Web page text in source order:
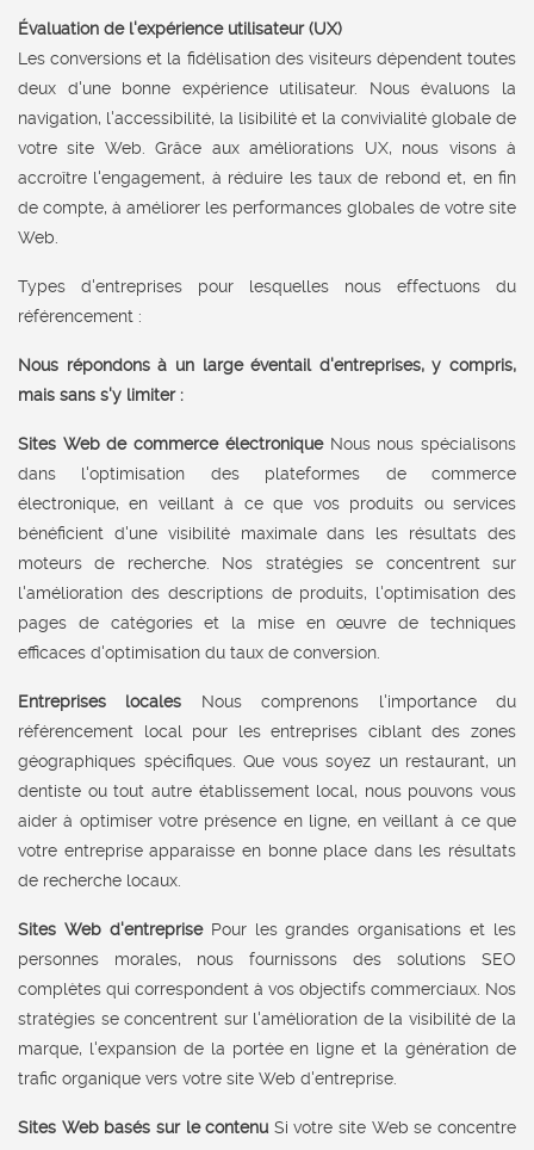
Évaluation de l'expérience utilisateur (UX)
Les conversions et la fidélisation des visiteurs dépendent toutes
deux d'une bonne expérience utilisateur. Nous évaluons la
navigation, l'accessibilité, la lisibilité et la convivialité globale de
votre site Web. Grâce aux améliorations UX, nous visons à
accroître l'engagement, à réduire les taux de rebond et, en fin
de compte, à améliorer les performances globales de votre site
Web.
Types d'entreprises pour lesquelles nous effectuons du
référencement :
Nous répondons à un large éventail d'entreprises, y compris,
mais sans s'y limiter :
Sites Web de commerce électroniqueNous nous spécialisons
dans l'optimisation des plateformes de commerce
électronique, en veillant à ce que vos produits ou services
bénéficient d'une visibilité maximale dans les résultats des
moteurs de recherche. Nos stratégies se concentrent sur
l'amélioration des descriptions de produits, l'optimisation des
pages de catégories et la mise en œuvre de techniques
efficaces d'optimisation du taux de conversion.
Entreprises locales Nous comprenons l'importance du
référencement local pour les entreprises ciblant des zones
géographiques spécifiques. Que vous soyez un restaurant, un
dentiste ou tout autre établissement local, nous pouvons vous
aider à optimiser votre présence en ligne, en veillant à ce que
votre entreprise apparaisse en bonne place dans les résultats
de recherche locaux.
Sites Web d'entreprisePour les grandes organisations et les
personnes morales, nous fournissons des solutions SEO
complètes qui correspondent à vos objectifs commerciaux. Nos
stratégies se concentrent sur l'amélioration de la visibilité de la
marque, l'expansion de la portée en ligne et la génération de
trafic organique vers votre site Web d'entreprise.
Sites Web basés sur le contenu Si votre site Web se concentre